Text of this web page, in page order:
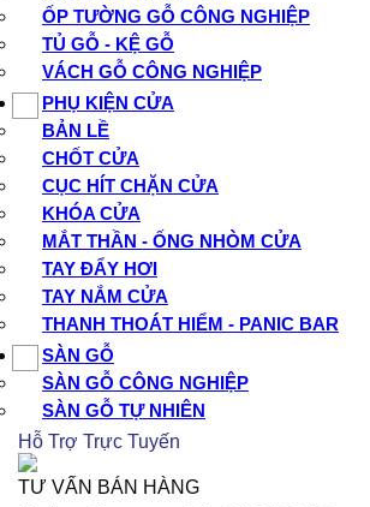
ỐP TƯỜNG GỖ CÔNG NGHIỆP
TỦ GỖ - KỆ GỖ
VÁCH GỖ CÔNG NGHIỆP
PHỤ KIỆN CỬA
BẢN LỀ
CHỐT CỬA
CỤC HÍT CHẶN CỬA
KHÓA CỬA
MẮT THẦN - ỐNG NHÒM CỬA
TAY ĐẨY HƠI
TAY NẮM CỬA
THANH THOÁT HIỂM - PANIC BAR
SÀN GỖ
SÀN GỖ CÔNG NGHIỆP
SÀN GỖ TỰ NHIÊN
Hỗ Trợ Trực Tuyến
TƯ VẤN BÁN HÀNG